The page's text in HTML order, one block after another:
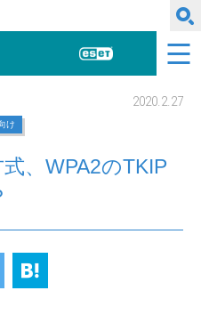
ングジャパン株式会社
サイバーセキュリティ情報局
ESET
け
2020.2.27
、WPA2のTKIP